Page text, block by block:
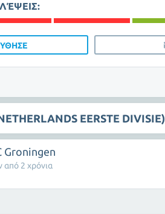
EERSTE DIVISIE)
Groningen
από 2 χρόνια